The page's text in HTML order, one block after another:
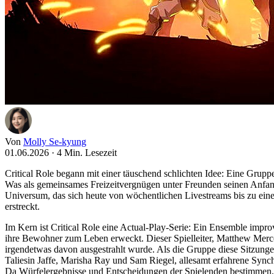
Von Molly Se-kyung
01.06.2026 · 4 Min. Lesezeit
Critical Role begann mit einer täuschend schlichten Idee: Eine
Was als gemeinsames Freizeitvergnügen unter Freunden seinen
Universum, das sich heute von wöchentlichen Livestreams bis zu
erstreckt.
Im Kern ist Critical Role eine Actual-Play-Serie: Ein Ensemble
ihre Bewohner zum Leben erweckt. Dieser Spielleiter, Matthew
irgendetwas davon ausgestrahlt wurde. Als die Gruppe diese
Taliesin Jaffe, Marisha Ray und Sam Riegel, allesamt erfahrene
Da Würfelergebnisse und Entscheidungen der Spielenden